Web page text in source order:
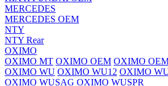
MERCEDES
MERCEDES OEM
NTY
NTY Rear
OXIMO
OXIMO MT OXIMO OEM OXIMO
OXIMO WU OXIMO WU12 OXIMO
OXIMO WUSAG OXIMO WUSPR